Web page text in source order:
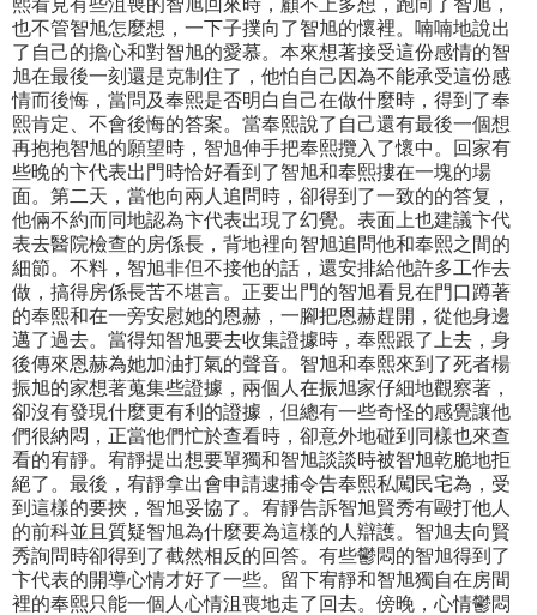
也不管智旭怎麼想，一下子撲向了智旭的懷裡。喃喃地說出
了自己的擔心和對智旭的愛慕。本來想著接受這份感情的智
旭在最後一刻還是克制住了，他怕自己因為不能承受這份感
情而後悔，當問及奉熙是否明白自己在做什麼時，得到了奉
熙肯定、不會後悔的答案。當奉熙說了自己還有最後一個想
再抱抱智旭的願望時，智旭伸手把奉熙攬入了懷中。回家有
些晚的卞代表出門時恰好看到了智旭和奉熙摟在一塊的場
面。第二天，當他向兩人追問時，卻得到了一致的的答复，
他倆不約而同地認為卞代表出現了幻覺。表面上也建議卞代
表去醫院檢查的房係長，背地裡向智旭追問他和奉熙之間的
細節。不料，智旭非但不接他的話，還安排給他許多工作去
做，搞得房係長苦不堪言。正要出門的智旭看見在門口蹲著
的奉熙和在一旁安慰她的恩赫，一腳把恩赫趕開，從他身邊
邁了過​​去。當得知智旭要去收集證據時，奉熙跟了上去，身
後傳來恩赫為她加油打氣的聲音。智旭和奉熙來到了死者楊
振旭的家想著蒐集些證據，兩個人在振旭家仔細地觀察著，
卻沒有發現什麼更有利的證據，但總有一些奇怪的感覺讓他
們很納悶，正當他們忙於查看時，卻意外地碰到同樣也來查
看的宥靜。宥靜提出想要單獨和智旭談談時被智旭乾脆地拒
絕了。最後，宥靜拿出會申請逮捕令告奉熙私闖民宅為，受
到這樣的要挾，智旭妥協了。宥靜告訴智旭賢秀有毆打他人
的前科並且質疑智旭為什麼要為這樣的人辯護。智旭去向賢
秀詢問時卻得到了截然相反的回答。有些鬱悶的智旭得到了
卞代表的開導心情才好了一些。留下宥靜和智旭獨自在房間
裡的奉熙只能一個人心情沮喪地走了回去。傍晚，心情鬱悶